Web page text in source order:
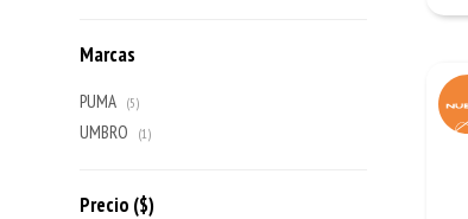
Marcas
PUMA (5)
UMBRO (1)
Precio ($)